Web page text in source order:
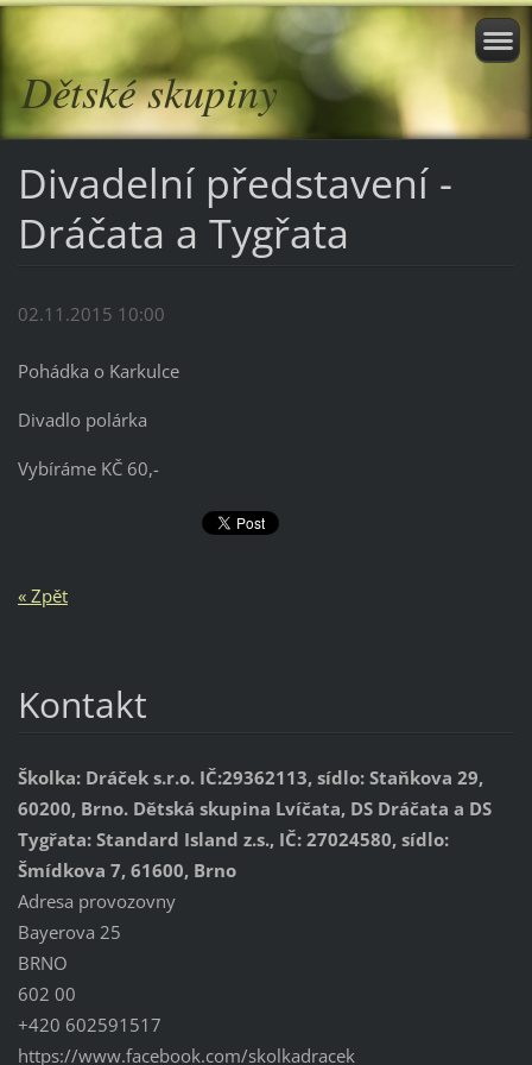
Dětské skupiny
Divadelní představení -
Dráčata a Tygřata
02.11.2015 10:00
Pohádka o Karkulce
Divadlo polárka
Vybíráme KČ 60,-
« Zpět
Kontakt
Školka: Dráček s.r.o. IČ:29362113, sídlo: Staňkova 29,
60200, Brno. Dětská skupina Lvíčata, DS Dráčata a DS
Tygřata: Standard Island z.s., IČ: 27024580, sídlo:
Šmídkova 7, 61600, Brno
Adresa provozovny
Bayerova 25
BRNO
602 00
+420 602591517
https://www.facebook.com/skolkadracek